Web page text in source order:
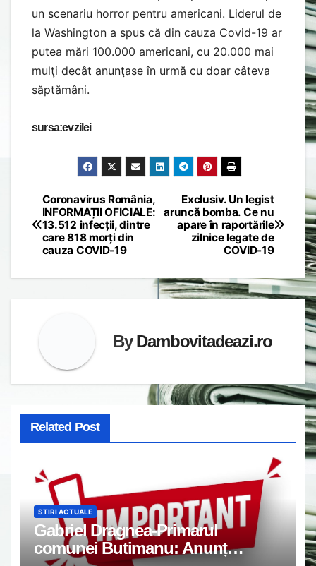
un scenariu horror pentru americani. Liderul de
la Washington a spus că din cauza Covid-19 ar
putea mări 100.000 americani, cu 20.000 mai
mulţi decât anunţase în urmă cu doar câteva
săptămâni.
sursa:evzilei
Post
navigation
Exclusiv. Un legist
aruncă bomba. Ce nu
apare în raportările
zilnice legate de
COVID-19
Coronavirus România,
INFORMAȚII OFICIALE:
13.512 infecții, dintre
care 818 morți din
cauza COVID-19
ByDambovitadeazi.ro
Related Post
STIRI ACTUALE
Gabriel Dragnea-Primarul
comunei Butimanu: Anunț